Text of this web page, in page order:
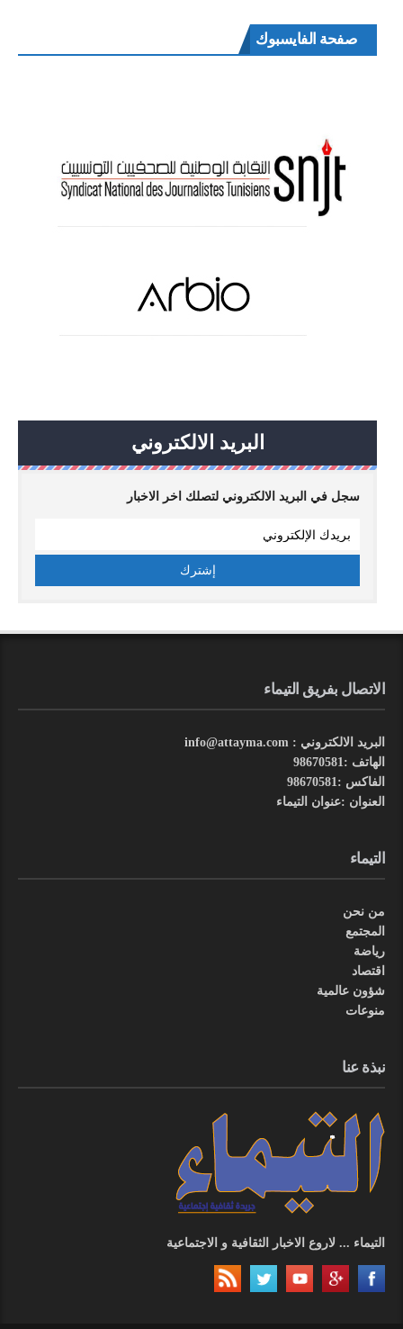
صفحة الفايسبوك
البريد الالكتروني
سجل في البريد الالكتروني لتصلك اخر الاخبار
الاتصال بفريق التيماء
البريد الالكتروني : info@attayma.com
الهاتف :98670581
الفاكس :98670581
العنوان :عنوان التيماء
التيماء
من نحن
المجتمع
رياضة
اقتصاد
شؤون عالمية
منوعات
نبذة عنا
التيماء ... لاروع الاخبار الثقافية و الاجتماعية